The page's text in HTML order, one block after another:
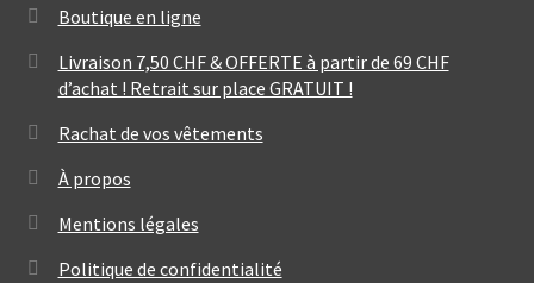
Boutique en ligne
Livraison 7,50 CHF & OFFERTE à partir de 69 CHF
d’achat ! Retrait sur place GRATUIT !
Rachat de vos vêtements
À propos
Mentions légales
Politique de confidentialité